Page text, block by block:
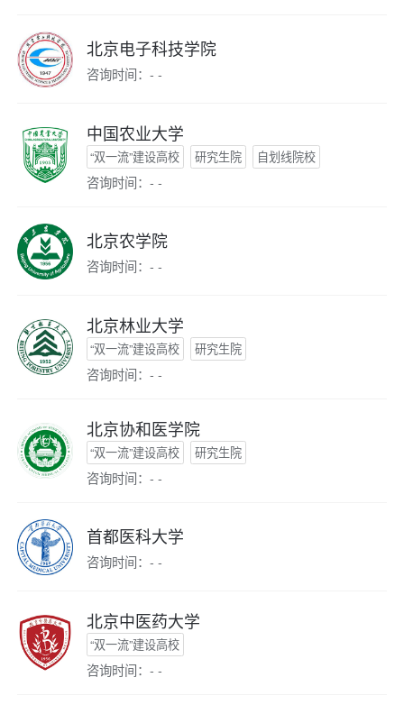
北京电子科技学院
咨询时间：- -
中国农业大学
“双一流”建设高校 研究生院 自划线院校
咨询时间：- -
北京农学院
咨询时间：- -
北京林业大学
“双一流”建设高校 研究生院
咨询时间：- -
北京协和医学院
“双一流”建设高校 研究生院
咨询时间：- -
首都医科大学
咨询时间：- -
北京中医药大学
“双一流”建设高校
咨询时间：- -